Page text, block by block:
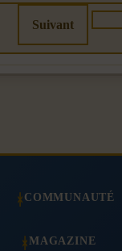
Suivant
COMMUNAUTÉ
MAGAZINE